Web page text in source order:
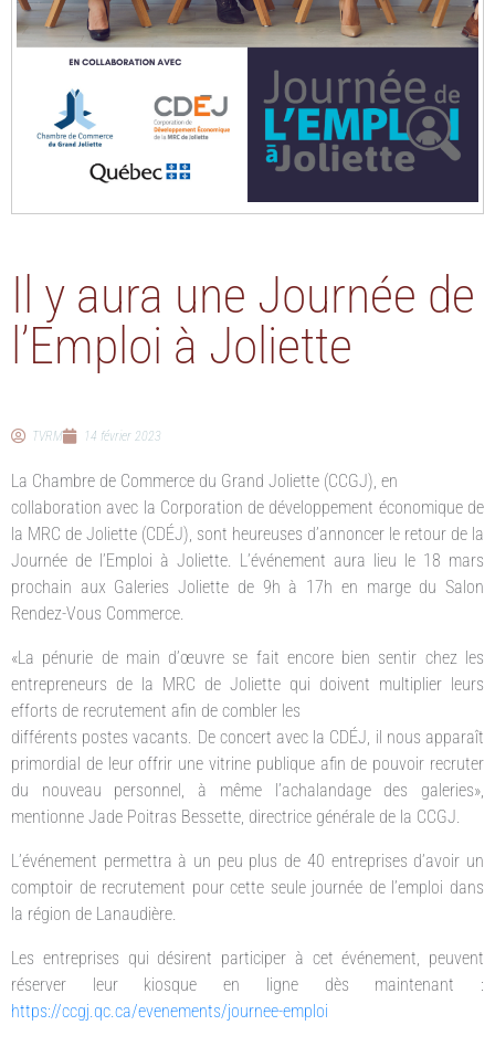
Il y aura une Journée de
l’Emploi à Joliette
TVRM 14 février 2023
La Chambre de Commerce du Grand Joliette (CCGJ), en
collaboration avec la Corporation de développement économique de
la MRC de Joliette (CDÉJ), sont heureuses d’annoncer le retour de la
Journée de l’Emploi à Joliette. L’événement aura lieu le 18 mars
prochain aux Galeries Joliette de 9h à 17h en marge du Salon
Rendez-Vous Commerce.
«La pénurie de main d’œuvre se fait encore bien sentir chez les
entrepreneurs de la MRC de Joliette qui doivent multiplier leurs
efforts de recrutement afin de combler les
différents postes vacants. De concert avec la CDÉJ, il nous apparaît
primordial de leur offrir une vitrine publique afin de pouvoir recruter
du nouveau personnel, à même l’achalandage des galeries»,
mentionne Jade Poitras Bessette, directrice générale de la CCGJ.
L’événement permettra à un peu plus de 40 entreprises d’avoir un
comptoir de recrutement pour cette seule journée de l’emploi dans
la région de Lanaudière.
Les entreprises qui désirent participer à cet événement, peuvent
réserver leur kiosque en ligne dès maintenant :
https://ccgj.qc.ca/evenements/journee-emploi